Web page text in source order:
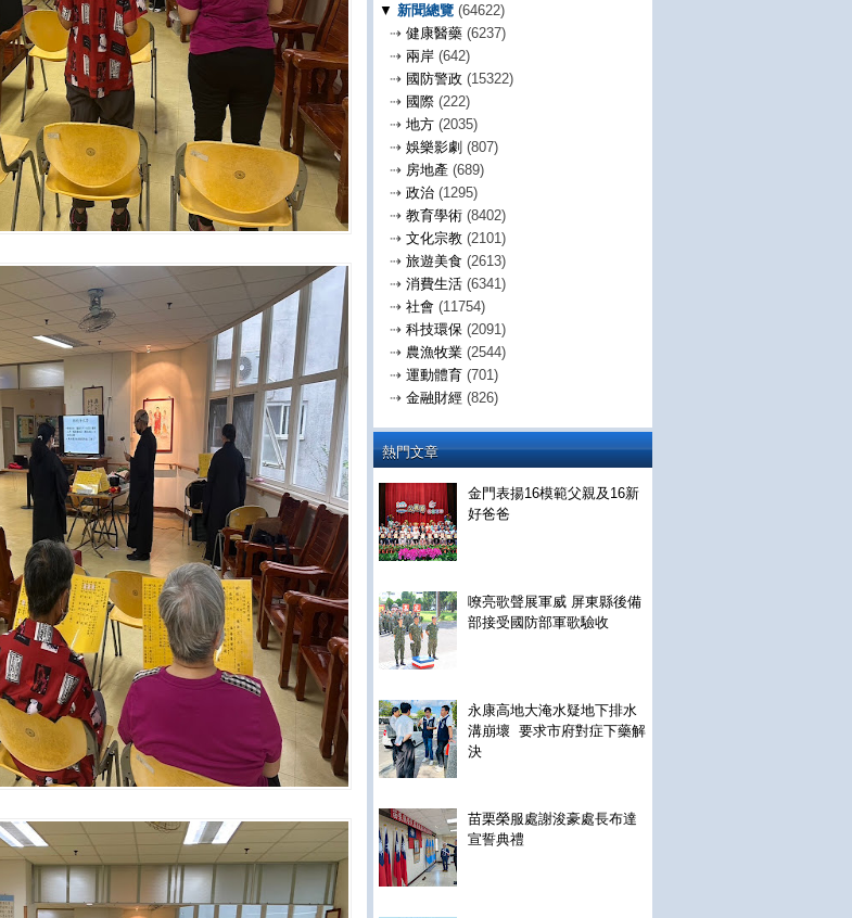
▼ 新聞總覽 (64622)
⇢ 健康醫藥 (6237)
⇢ 兩岸 (642)
⇢ 國防警政 (15322)
⇢ 國際 (222)
⇢ 地方 (2035)
⇢ 娛樂影劇 (807)
⇢ 房地產 (689)
⇢ 政治 (1295)
⇢ 教育學術 (8402)
⇢ 文化宗教 (2101)
⇢ 旅遊美食 (2613)
⇢ 消費生活 (6341)
⇢ 社會 (11754)
⇢ 科技環保 (2091)
⇢ 農漁牧業 (2544)
⇢ 運動體育 (701)
⇢ 金融財經 (826)
熱門文章
金門表揚16模範父親及16新
好爸爸
嘹亮歌聲展軍威 屏東縣後備
部接受國防部軍歌驗收
永康高地大淹水疑地下排水
溝崩壞 要求市府對症下藥解
決
苗栗榮服處謝浚豪處長布達
宣誓典禮